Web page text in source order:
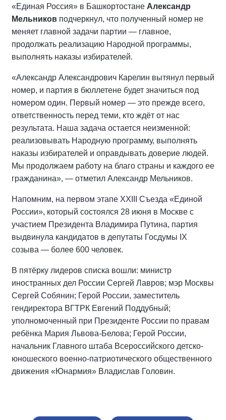
«Единая Россия» в Башкортостане Александр
Мельников подчеркнул, что полученный номер не
меняет главной задачи партии — главное,
продолжать реализацию Народной программы,
выполнять наказы избирателей.
«Александр Александрович Карелин вытянул первый
номер, и партия в бюллетене будет значиться под
номером один. Первый номер — это прежде всего,
ответственность перед теми, кто ждёт от нас
результата. Наша задача остается неизменной:
реализовывать Народную программу, выполнять
наказы избирателей и оправдывать доверие людей.
Мы продолжаем работу на благо страны и каждого ее
гражданина», — отметил Александр Мельников.
Напомним, на первом этапе XXIII Съезда «Единой
России», который состоялся 28 июня в Москве с
участием Президента Владимира Путина, партия
выдвинула кандидатов в депутаты Госдумы IX
созыва — более 600 человек.
В пятёрку лидеров списка вошли: министр
иностранных дел России Сергей Лавров; мэр Москвы
Сергей Собянин; Герой России, заместитель
гендиректора ВГТРК Евгений Поддубный;
уполномоченный при Президенте России по правам
ребёнка Мария Львова-Белова; Герой России,
начальник Главного штаба Всероссийского детско-
юношеского военно-патриотического общественного
движения «Юнармия» Владислав Головин.